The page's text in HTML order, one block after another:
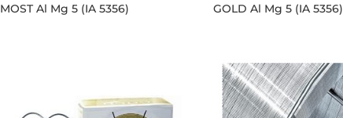
MOST Al Mg 5 (IA 5356) GOLD Al Mg 5 (IA 5356)